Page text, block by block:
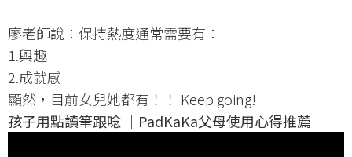
廖老師說：保持熱度通常需要有：
1.興趣
2.成就感
顯然，目前女兒她都有！！ Keep going!
孩子用點讀筆跟唸 ｜PadKaKa父母使用心得推薦